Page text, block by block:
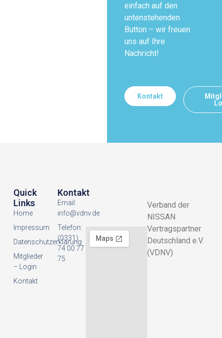
einfach auf den
untenstehenden
Button – wir freuen
uns auf Ihre
Nachricht!
Kontakt
Verband der
NISSAN
Vertragspartner
Deutschland e.V.
(VDNV)
Quick
Links
Home
Impressum
Datenschutzerklarung
Mitglieder
– Login
Kontakt
Kontakt
Email:
info@vdnv.de
Telefon:
(0331)
74 00 77
75